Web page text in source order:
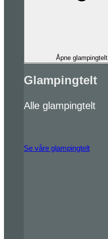
Åpne glampingtelt
Glampingtelt
Alle glampingtelt
Se våre glampingtelt